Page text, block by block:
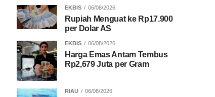
EKBIS 06/08/2026
Rupiah Menguat ke Rp17.900
per Dolar AS
EKBIS 06/08/2026
Harga Emas Antam Tembus
Rp2,679 Juta per Gram
RIAU 06/08/2026